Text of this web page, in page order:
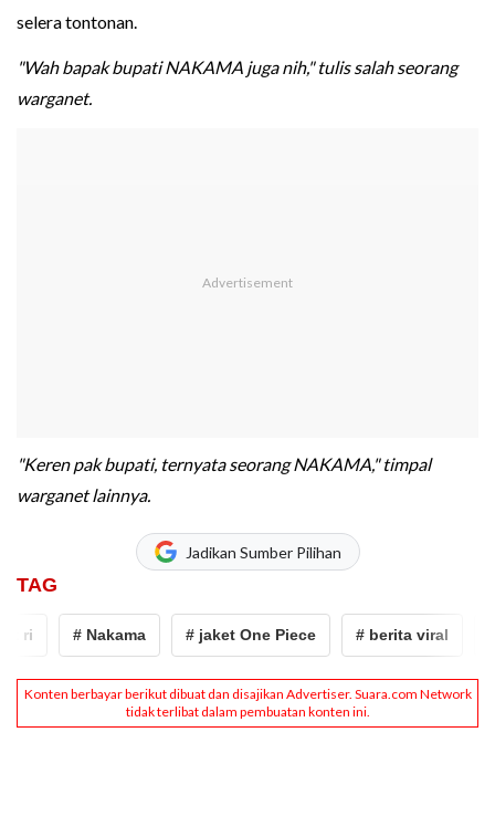
selera tontonan.
"Wah bapak bupati NAKAMA juga nih," tulis salah seorang
warganet.
"Keren pak bupati, ternyata seorang NAKAMA," timpal
warganet lainnya.
Jadikan Sumber Pilihan
TAG
# Nakama # jaket One Piece # berita viral